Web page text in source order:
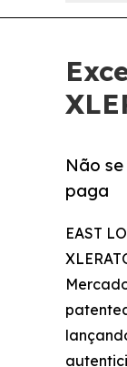
Não
paga
EAST